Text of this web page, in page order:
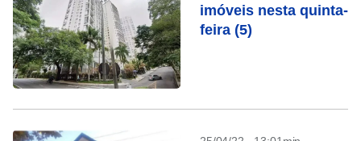
imóveis nesta quinta-
feira (5)